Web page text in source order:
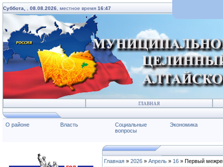
Суббота, 08.08.2026 , местное время 16:47
ГЛАВНАЯ
О районе Власть
Социальные
вопросы
Экономика
Главная » 2026 » Апрель » 16 » Первый